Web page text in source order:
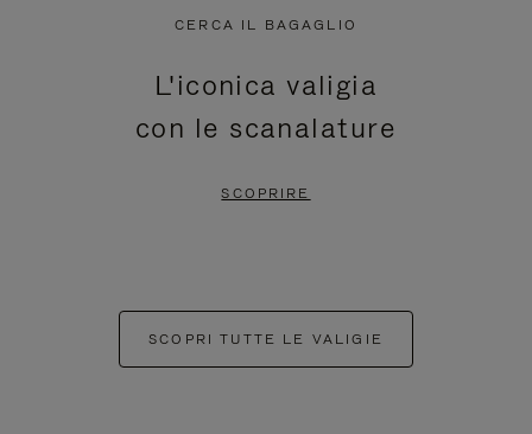
CERCA IL BAGAGLIO
L'iconica valigia
con le scanalature
SCOPRIRE
SCOPRI TUTTE LE VALIGIE